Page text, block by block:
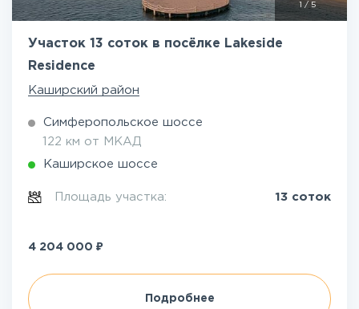
/ 5
Участок 13 соток в посёлке Lakeside
Residence
Каширский район
Симферопольское шоссе
122 км от МКАД
Каширское шоссе
Площадь участка: 13 соток
4 204 000 ₽
Подробнее